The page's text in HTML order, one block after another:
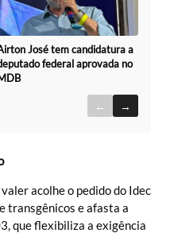
José tem candidatura a
federal aprovada no
← →
acolhe o pedido do Idec
transgênicos e afasta a
que flexibiliza a exigência